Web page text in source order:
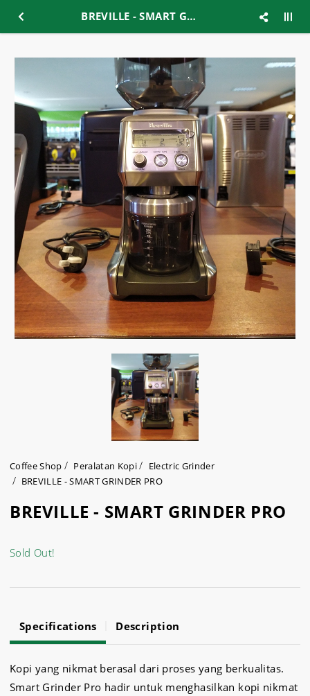
BREVILLE - SMART GRINDER PRO
Coffee Shop Peralatan Kopi
Electric Grinder
BREVILLE - SMART GRINDER PRO
BREVILLE - SMART GRINDER PRO
Sold Out!
Specifications Description
Kopi yang nikmat berasal dari proses yang berkualitas.
Smart Grinder Pro hadir untuk menghasilkan kopi nikmat